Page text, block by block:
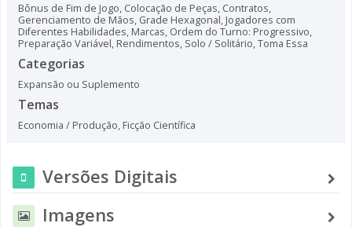
Bônus de Fim de Jogo, Colocação de Peças, Contratos,
Gerenciamento de Mãos, Grade Hexagonal, Jogadores com
Diferentes Habilidades, Marcas, Ordem do Turno: Progressivo,
Preparação Variável, Rendimentos, Solo / Solitário,Toma Essa
Categorias
Expansão ou Suplemento
Temas
Economia / Produção, Ficção Científica
Versões Digitais
Imagens